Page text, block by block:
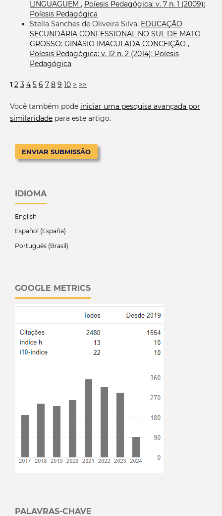
LINGUAGUEM , Poíesis Pedagógica: v. 7 n. 1 (2009):
Poíesis Pedagógica
Stella Sanches de Oliveira Silva, EDUCAÇÃO
SECUNDÁRIA CONFESSIONAL NO SUL DE MATO
GROSSO: GINÁSIO IMACULADA CONCEIÇÃO ,
Poíesis Pedagógica: v. 12 n. 2 (2014): Poíesis
Pedagógica
1 2 3 4 5 6 7 8 9 10 > >>
Você também pode iniciar uma pesquisa avançada por
similaridadepara este artigo.
ENVIAR SUBMISSÃO
IDIOMA
English
Español (España)
Português (Brasil)
GOOGLE METRICS
PALAVRAS-CHAVE